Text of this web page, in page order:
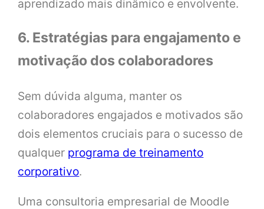
aprendizado mais dinâmico e envolvente.
6. Estratégias para engajamento e
motivação dos colaboradores
Sem dúvida alguma, manter os
colaboradores engajados e motivados são
dois elementos cruciais para o sucesso de
qualquer programa de treinamento
corporativo.
Uma consultoria empresarial de Moodle